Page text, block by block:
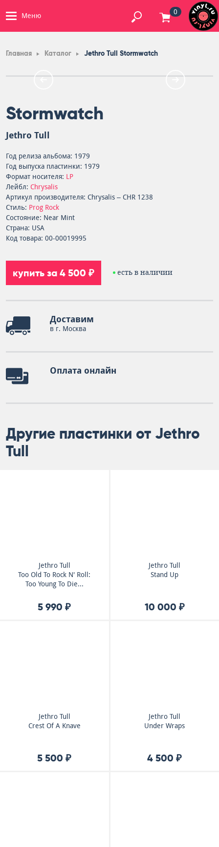
Меню 0
Главная Каталог Jethro Tull Stormwatch
Stormwatch
Jethro Tull
Год релиза альбома: 1979
Год выпуска пластинки: 1979
Формат носителя: LP
Лейбл: Chrysalis
Артикул производителя: Chrysalis – CHR 1238
Стиль: Prog Rock
Состояние: Near Mint
Страна: USA
Код товара: 00-00019995
купить за 4 500 ₽ есть в наличии
Доставим
в г. Москва
Оплата онлайн
Другие пластинки от Jethro
Tull
Jethro Tull
Too Old To Rock N' Roll:
Too Young To Die...
5 990 ₽
Jethro Tull
Stand Up
10 000 ₽
Jethro Tull
Crest Of A Knave
5 500 ₽
Jethro Tull
Under Wraps
4 500 ₽